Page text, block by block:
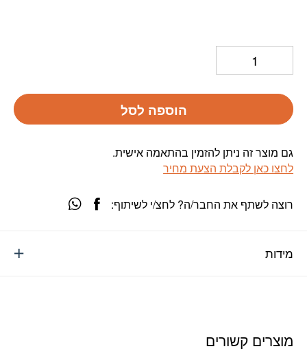
הוספה לסל
גם מוצר זה ניתן להזמין בהתאמה אישית.
לחצו כאן לקבלת הצעת מחיר
מידות
רוצה לשתף את החבר/ה? לחצ/י לשיתוף:
מוצרים קשורים